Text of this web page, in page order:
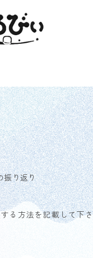
振り返り
る方法を記載して下さ